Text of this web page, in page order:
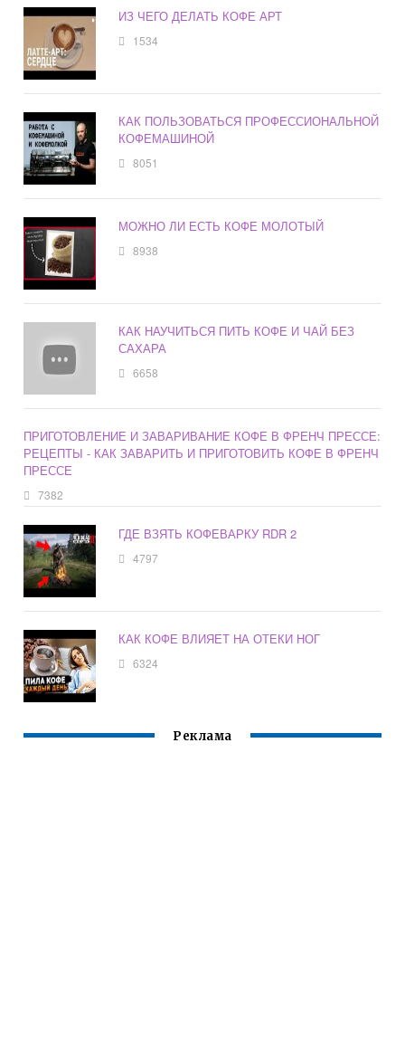
ИЗ ЧЕГО ДЕЛАТЬ КОФЕ АРТ
1534
КАК ПОЛЬЗОВАТЬСЯ ПРОФЕССИОНАЛЬНОЙ
КОФЕМАШИНОЙ
8051
МОЖНО ЛИ ЕСТЬ КОФЕ МОЛОТЫЙ
8938
КАК НАУЧИТЬСЯ ПИТЬ КОФЕ И ЧАЙ БЕЗ
САХАРА
6658
ПРИГОТОВЛЕНИЕ И ЗАВАРИВАНИЕ КОФЕ В ФРЕНЧ ПРЕССЕ:
РЕЦЕПТЫ - КАК ЗАВАРИТЬ И ПРИГОТОВИТЬ КОФЕ В ФРЕНЧ
ПРЕССЕ
7382
ГДЕ ВЗЯТЬ КОФЕВАРКУ RDR 2
4797
КАК КОФЕ ВЛИЯЕТ НА ОТЕКИ НОГ
6324
Реклама